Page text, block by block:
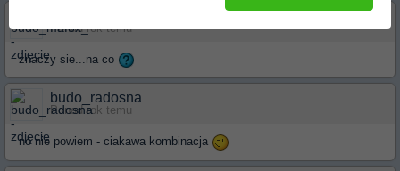
Ponad rok temu
znaczy sie...na co
budo_radosna
Ponad rok temu
no nie powiem - ciakawa kombinacja